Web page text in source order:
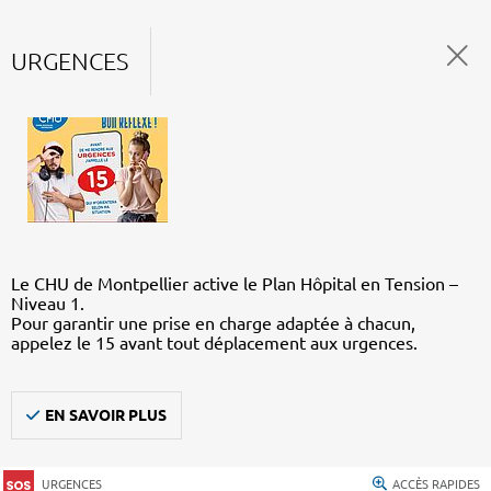
URGENCES
Le CHU de Montpellier active le Plan Hôpital en Tension –
Niveau 1.
Pour garantir une prise en charge adaptée à chacun,
appelez le 15 avant tout déplacement aux urgences.
EN SAVOIR PLUS
URGENCES ACCÈS RAPIDES